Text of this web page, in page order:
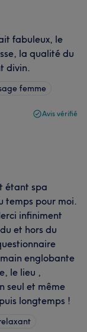
fabuleux, le
la qualité du
divin.
femme
Avis vérifié
étant spa
temps pour moi.
infiniment
et hors du
englobante
le lieu ,
seul et même
longtemps !